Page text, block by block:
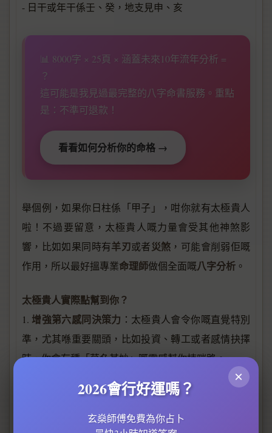
- 日干或年干係壬、癸，地支見申、亥
📊 8000字 × 25頁 × 涵蓋未來10年流年分析 =
？
這可能是我見過最完整的八字命書服務。重點
是：不準可退款！
看看如何分析你的命格 →
舉個例，如果你日柱係「甲子」，咁你就有太極貴人
啦！不過要留意，太極貴人嘅力量會受其他神煞影
響，比如如果同時有羊刃或者災煞 ，可能會削弱佢嘅
作用，所以最好搵專業命理師做個全面嘅八字分析 。
太極貴人實際點幫到你？
1. 增強第六感同決策力 ：太極貴人會令你嘅直覺特別
準，尤其喺重要關頭，比如投資、轉工或者感情抉擇
時，你會有種「莫名其妙」嘅靈感幫你揀啱路。
適合學習玄學或靈性知識 命理學 、風
水、宗教有興趣，太極貴人會令你學得快、悟性高，
甚至可能成為出色嘅命理研究者。
×
2026會行好運嗎？
玄燊師傅免費為你占卜